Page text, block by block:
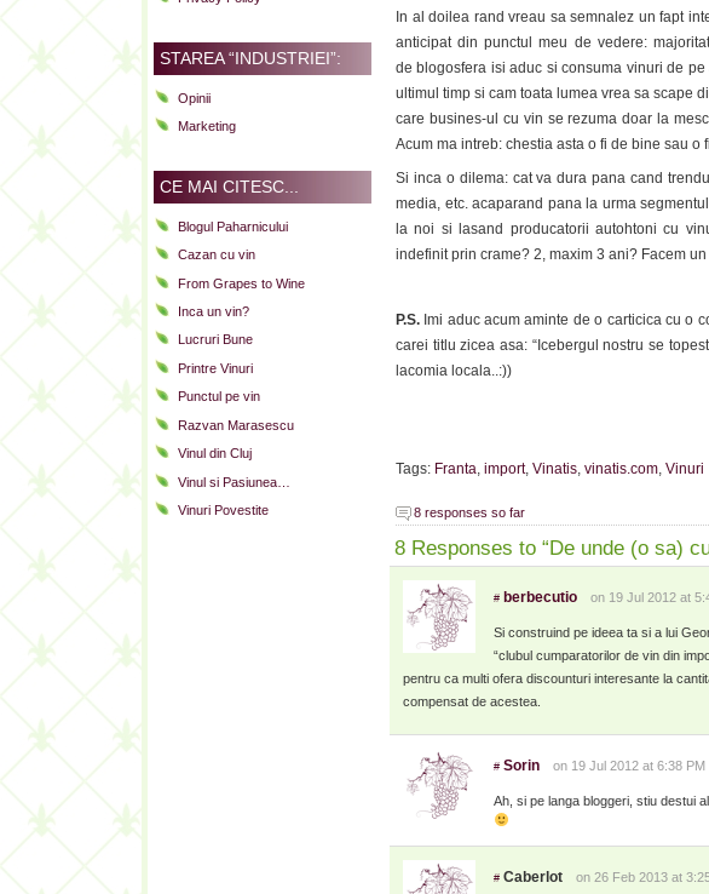
STAREA “INDUSTRIEI”:
Opinii
Marketing
CE MAI CITESC...
Blogul Paharnicului
Cazan cu vin
From Grapes to Wine
Inca un vin?
Lucruri Bune
Printre Vinuri
Punctul pe vin
Razvan Marasescu
Vinul din Cluj
Vinul si Pasiunea…
Vinuri Povestite
In al doilea rand vreau sa semnalez un fapt
anticipat din punctul meu de vedere:
de blogosfera isi aduc si consuma vinuri de
ultimul timp si cam toata lumea vrea sa scape
care busines-ul cu vin se rezuma doar la
Acum ma intreb: chestia asta o fi de bine sau o
Si inca o dilema: cat va dura pana cand
media, etc. acaparand pana la urma
la noi si lasand producatorii autohtoni cu
indefinit prin crame? 2, maxim 3 ani? Facem
P.S. Imi aduc acum aminte de o carticica cu o
carei titlu zicea asa: “Icebergul nostru se
lacomia locala..:))
Tags: Franta, import, Vinatis, vinatis.com, Vinuri
8 responses so far
8 Responses to “De unde (o sa)
# berbecutio on 19 Jul 2012 at
Si construind pe ideea ta si a lui
“clubul cumparatorilor de vin din
pentru ca multi ofera discounturi interesante la
compensat de acestea.
# Sorin on 19 Jul 2012 at 6:38 PM
Ah, si pe langa bloggeri, stiu destui
# Caberlot on 26 Feb 2013 at